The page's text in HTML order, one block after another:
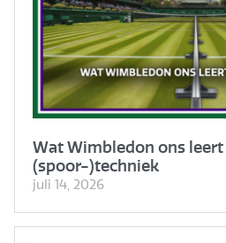
Wat Wimbledon ons
(spoor-)techniek
juli 14, 2026